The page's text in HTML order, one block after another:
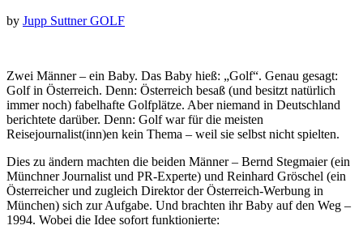
by Jupp Suttner GOLF
Zwei Männer – ein Baby. Das Baby hieß: „Golf“. Genau gesagt:
Golf in Österreich. Denn: Österreich besaß (und besitzt natürlich
immer noch) fabelhafte Golfplätze. Aber niemand in Deutschland
berichtete darüber. Denn: Golf war für die meisten
Reisejournalist(inn)en kein Thema – weil sie selbst nicht spielten.
Dies zu ändern machten die beiden Männer – Bernd Stegmaier (ein
Münchner Journalist und PR-Experte) und Reinhard Gröschel (ein
Österreicher und zugleich Direktor der Österreich-Werbung in
München) sich zur Aufgabe. Und brachten ihr Baby auf den Weg –
1994. Wobei die Idee sofort funktionierte: